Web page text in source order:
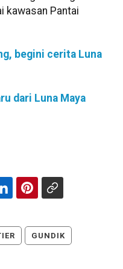
kawasan Pantai
begini cerita Luna
dari Luna Maya
GUNDIK